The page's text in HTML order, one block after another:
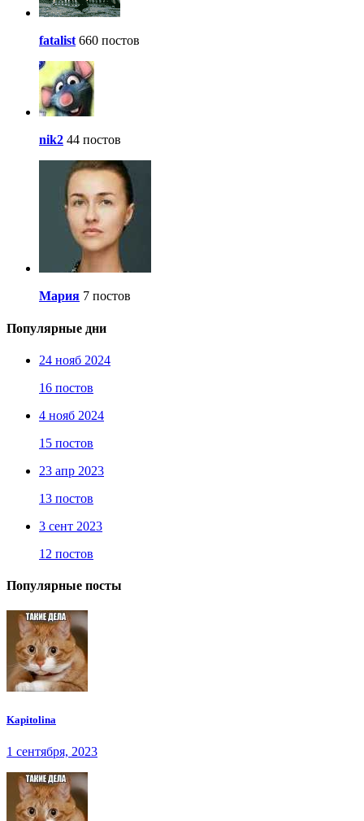
fatalist 660 постов
nik2 44 постов
Мария 7 постов
Популярные дни
24 нояб 2024
16 постов
4 нояб 2024
15 постов
23 апр 2023
13 постов
3 сент 2023
12 постов
Популярные посты
Kapitolina
1 сентября, 2023